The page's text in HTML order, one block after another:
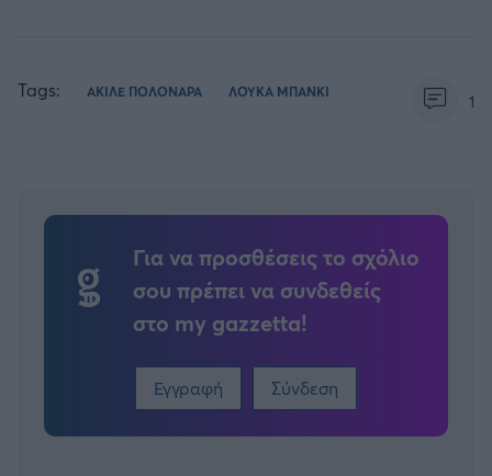
Tags: ΑΚΙΛΕ ΠΟΛΟΝΑΡΑ ΛΟΥΚΑ ΜΠΑΝΚΙ 1
Για να προσθέσεις το σχόλιο
σου πρέπει να συνδεθείς
στο my gazzetta!
Εγγραφή Σύνδεση